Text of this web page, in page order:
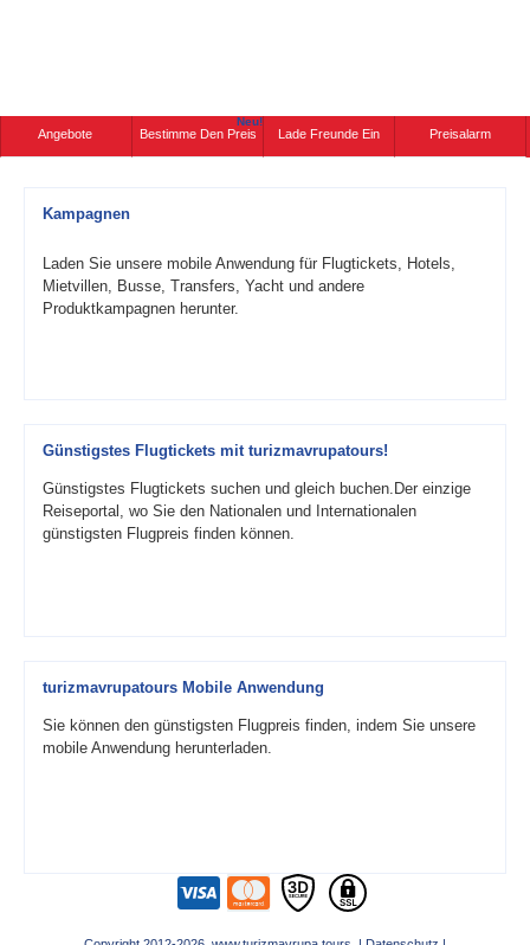
Angebote Bestimme Den Preis
Neu!
Lade Freunde Ein Preisalarm
Kampagnen
Laden Sie unsere mobile Anwendung für Flugtickets, Hotels,
Mietvillen, Busse, Transfers, Yacht und andere
Produktkampagnen herunter.
Günstigstes Flugtickets mit turizmavrupatours!
Günstigstes Flugtickets suchen und gleich buchen.Der einzige
Reiseportal, wo Sie den Nationalen und Internationalen
günstigsten Flugpreis finden können.
turizmavrupatours Mobile Anwendung
Sie können den günstigsten Flugpreis finden, indem Sie unsere
mobile Anwendung herunterladen.